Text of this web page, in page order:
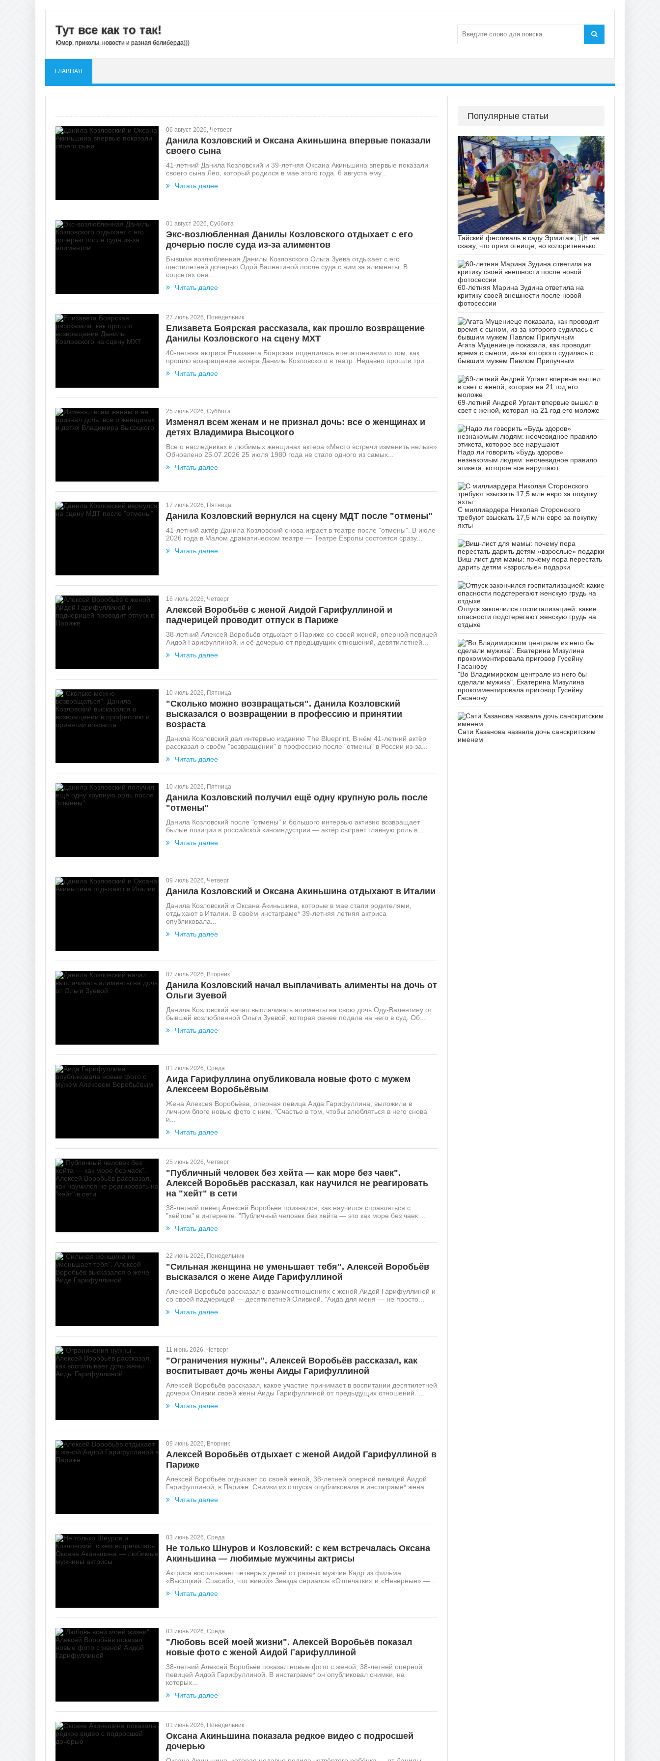
Тут все как то так!
Юмор, приколы, новости и разная белиберда)))
ГЛАВНАЯ
06 август 2026, Четверг
Данила Козловский и Оксана Акиньшина впервые показали
своего сына
41-летний Данила Козловский и 39-летняя Оксана Акиньшина впервые показали
своего сына Лео, который родился в мае этого года. 6 августа ему...
Читать далее
01 август 2026, Суббота
Экс-возлюбленная Данилы Козловского отдыхает с его
дочерью после суда из-за алиментов
Бывшая возлюбленная Данилы Козловского Ольга Зуева отдыхает с его
шестилетней дочерью Одой Валентиной после суда с ним за алименты. В
соцсетях она...
Читать далее
27 июль 2026, Понедельник
Елизавета Боярская рассказала, как прошло возвращение
Данилы Козловского на сцену МХТ
40-летняя актриса Елизавета Боярская поделилась впечатлениями о том, как
прошло возвращение актёра Данилы Козловского в театр. Недавно прошли три...
Читать далее
25 июль 2026, Суббота
Изменял всем женам и не признал дочь: все о женщинах и
детях Владимира Высоцкого
Все о наследниках и любимых женщинах актера «Место встречи изменить нельзя»
Обновлено 25.07.2026 25 июля 1980 года не стало одного из самых...
Читать далее
17 июль 2026, Пятница
Данила Козловский вернулся на сцену МДТ после "отмены"
41-летний актёр Данила Козловский снова играет в театре после "отмены". В июле
2026 года в Малом драматическом театре — Театре Европы состоятся сразу...
Читать далее
16 июль 2026, Четверг
Алексей Воробьёв с женой Аидой Гарифуллиной и
падчерицей проводит отпуск в Париже
38-летний Алексей Воробьёв отдыхает в Париже со своей женой, оперной певицей
Аидой Гарифуллиной, и её дочерью от предыдущих отношений, девятилетней...
Читать далее
10 июль 2026, Пятница
"Сколько можно возвращаться". Данила Козловский
высказался о возвращении в профессию и принятии
возраста
Данила Козловский дал интервью изданию The Blueprint. В нём 41-летний актёр
рассказал о своём "возвращении" в профессию после "отмены" в России из-за...
Читать далее
10 июль 2026, Пятница
Данила Козловский получил ещё одну крупную роль после
"отмены"
Данила Козловский после "отмены" и большого интервью активно возвращает
былые позиции в российской киноиндустрии — актёр сыграет главную роль в...
Читать далее
09 июль 2026, Четверг
Данила Козловский и Оксана Акиньшина отдыхают в Италии
Данила Козловский и Оксана Акиньшина, которые в мае стали родителями,
отдыхают в Италии. В своём инстаграме* 39-летняя летняя актриса
опубликовала...
Читать далее
07 июль 2026, Вторник
Данила Козловский начал выплачивать алименты на дочь от
Ольги Зуевой
Данила Козловский начал выплачивать алименты на свою дочь Оду-Валентину от
бывшей возлюбленной Ольги Зуевой, которая ранее подала на него в суд. Об...
Читать далее
01 июль 2026, Среда
Аида Гарифуллина опубликовала новые фото с мужем
Алексеем Воробьёвым
Жена Алексея Воробьёва, оперная певица Аида Гарифуллина, выложила в
личном блоге новые фото с ним. "Счастье в том, чтобы влюбляться в него снова
и...
Читать далее
25 июнь 2026, Четверг
"Публичный человек без хейта — как море без чаек".
Алексей Воробьёв рассказал, как научился не реагировать
на "хейт" в сети
38-летний певец Алексей Воробьёв признался, как научился справляться с
"хейтом" в интернете. "Публичный человек без хейта — это как море без чаек:...
Читать далее
22 июнь 2026, Понедельник
"Сильная женщина не уменьшает тебя". Алексей Воробьёв
высказался о жене Аиде Гарифуллиной
Алексей Воробьёв рассказал о взаимоотношениях с женой Аидой Гарифуллиной и
со своей падчерицей — десятилетней Оливией. "Аида для меня — не просто...
Читать далее
11 июнь 2026, Четверг
"Ограничения нужны". Алексей Воробьёв рассказал, как
воспитывает дочь жены Аиды Гарифуллиной
Алексей Воробьёв рассказал, какое участие принимает в воспитании десятилетней
дочери Оливии своей жены Аиды Гарифуллиной от предыдущих отношений. ...
Читать далее
09 июнь 2026, Вторник
Алексей Воробьёв отдыхает с женой Аидой Гарифуллиной в
Париже
Алексей Воробьёв отдыхает со своей женой, 38-летней оперной певицей Аидой
Гарифуллиной, в Париже. Снимки из отпуска опубликовала в инстаграме* жена...
Читать далее
03 июнь 2026, Среда
Не только Шнуров и Козловский: с кем встречалась Оксана
Акиньшина — любимые мужчины актрисы
Актриса воспитывает четверых детей от разных мужчин Кадр из фильма
«Высоцкий. Спасибо, что живой» Звезда сериалов «Отпечатки» и «Неверные» —...
Читать далее
03 июнь 2026, Среда
"Любовь всей моей жизни". Алексей Воробьёв показал
новые фото с женой Аидой Гарифуллиной
38-летний Алексей Воробьёв показал новые фото с женой, 38-летней оперной
певицей Аидой Гарифуллиной. В инстаграме* он опубликовал снимки, на
которых...
Читать далее
01 июнь 2026, Понедельник
Оксана Акиньшина показала редкое видео с подросшей
дочерью
Популярные статьи
Тайский фестиваль в саду Эрмитаж 🇹🇭 не
скажу, что прям огнище, но колоритненько
60-летняя Марина Зудина ответила на
критику своей внешности после новой
фотосессии
Агата Муцениеце показала, как проводит
время с сыном, из-за которого судилась с
бывшим мужем Павлом Прилучным
69-летний Андрей Ургант впервые вышел в
свет с женой, которая на 21 год его моложе
Надо ли говорить «Будь здоров»
незнакомым людям: неочевидное правило
этикета, которое все нарушают
С миллиардера Николая Сторонского
требуют взыскать 17,5 млн евро за покупку
яхты
Виш-лист для мамы: почему пора перестать
дарить детям «взрослые» подарки
Отпуск закончился госпитализацией: какие
опасности подстерегают женскую грудь на
отдыхе
"Во Владимирском централе из него бы
сделали мужика". Екатерина Мизулина
прокомментировала приговор Гусейну
Гасанову
Сати Казанова назвала дочь санскритским
именем